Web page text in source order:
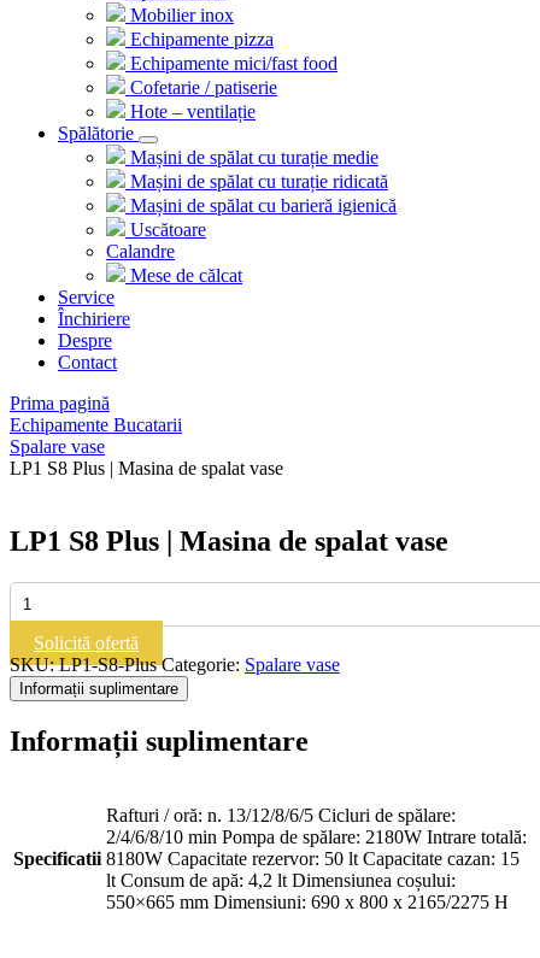
Mobilier inox
Echipamente pizza
Echipamente mici/fast food
Cofetarie / patiserie
Hote – ventilație
Spălătorie
Mașini de spălat cu turație medie
Mașini de spălat cu turație ridicată
Mașini de spălat cu barieră igienică
Uscătoare
Calandre
Mese de călcat
Service
Închiriere
Despre
Contact
Prima pagină
Echipamente Bucatarii
Spalare vase
LP1 S8 Plus | Masina de spalat vase
LP1 S8 Plus | Masina de spalat vase
Cantitate
LP1
Plus
|
Masina
spalat
Solicită ofertă
SKU:LP1-S8-Plus Categorie: Spalare vase
Informații suplimentare
Informații suplimentare
Specificatii
Rafturi / oră: n. 13/12/8/6/5 Cicluri de spălare:
2/4/6/8/10 min Pompa de spălare: 2180W Intrare totală:
8180W Capacitate rezervor: 50 lt Capacitate cazan: 15
lt Consum de apă: 4,2 lt Dimensiunea coșului:
550×665 mm Dimensiuni: 690 x 800 x 2165/2275 H